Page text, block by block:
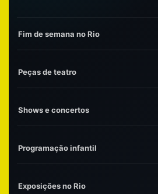
Fim de semana no Rio
Peças de teatro
Shows e concertos
Programação infantil
Exposições no Rio